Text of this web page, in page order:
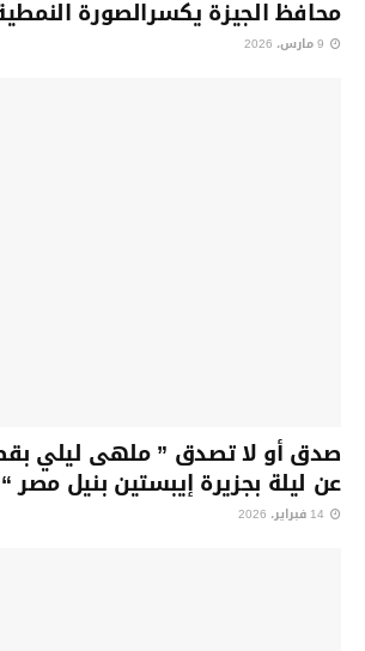
محافظ الجيزة يكسرالصورة
صدق أو لا تصدق ” ملهى ليلي
عن ليلة بجزيرة إيبستين بنيل مصر “